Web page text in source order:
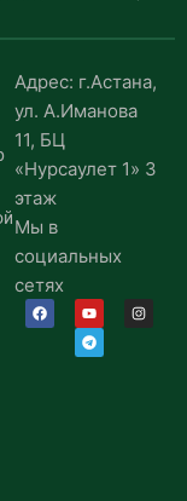
Адрес: г.Астана,
ул. А.Иманова
11, БЦ
«Нурсаулет 1» 3
этаж
Мы в
социальных
сетях